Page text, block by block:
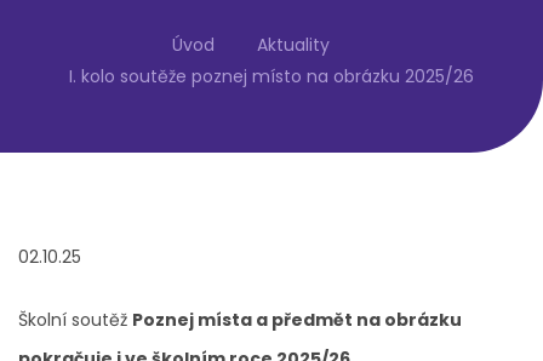
Úvod
Aktuality
I. kolo soutěže poznej místo na obrázku 2025/26
02.10.25
Školní soutěž Poznej místa a předmět na obrázku